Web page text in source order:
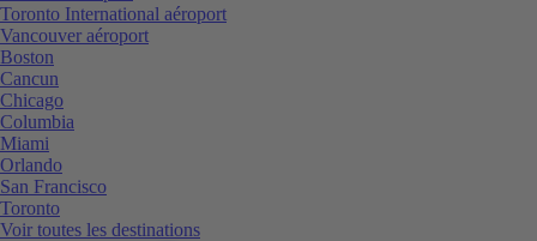
Toronto International aéroport
Vancouver aéroport
Boston
Cancun
Chicago
Columbia
Miami
Orlando
San Francisco
Toronto
Voir toutes les destinations